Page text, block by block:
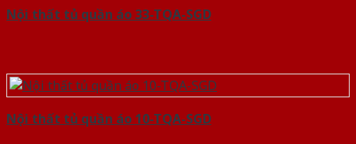
Nội thất tủ quần áo 33-TQA-SGD
Nội thất tủ quần áo 10-TQA-SGD